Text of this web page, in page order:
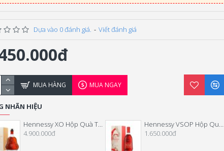
Dựa vào 0 đánh giá. - Viết đánh giá
MUA HÀNG MUA NGAY
NHÃN HIỆU
Hennessy XO Hộp Quà Tết 2026
4.900.000đ
Hennessy VSOP Hộp Quà Tết 2026
1.650.000đ